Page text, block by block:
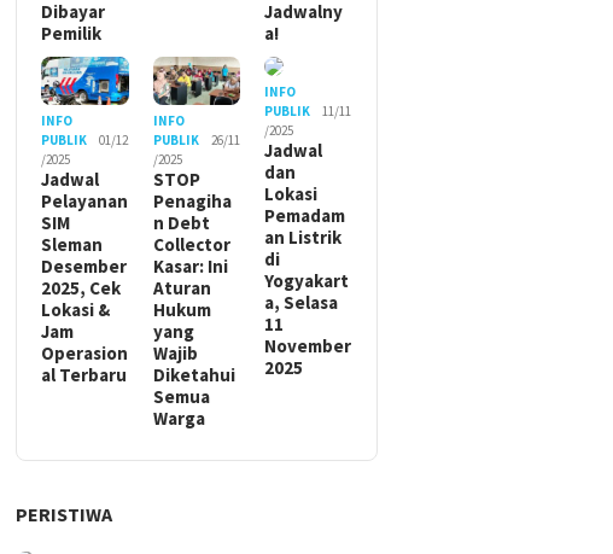
Dibayar
Pemilik
Jadwalny
a!
INFO
PUBLIK
01/12
/2025
Jadwal
Pelayanan
SIM
Sleman
Desember
2025, Cek
Lokasi &
Jam
Operasion
al Terbaru
INFO
PUBLIK
26/11
/2025
STOP
Penagiha
n Debt
Collector
Kasar: Ini
Aturan
Hukum
yang
Wajib
Diketahui
Semua
Warga
INFO
PUBLIK
11/11
/2025
Jadwal
dan
Lokasi
Pemadam
an Listrik
di
Yogyakart
a, Selasa
11
November
2025
PERISTIWA